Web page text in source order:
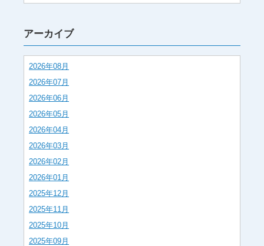
アーカイブ
2026年08月
2026年07月
2026年06月
2026年05月
2026年04月
2026年03月
2026年02月
2026年01月
2025年12月
2025年11月
2025年10月
2025年09月